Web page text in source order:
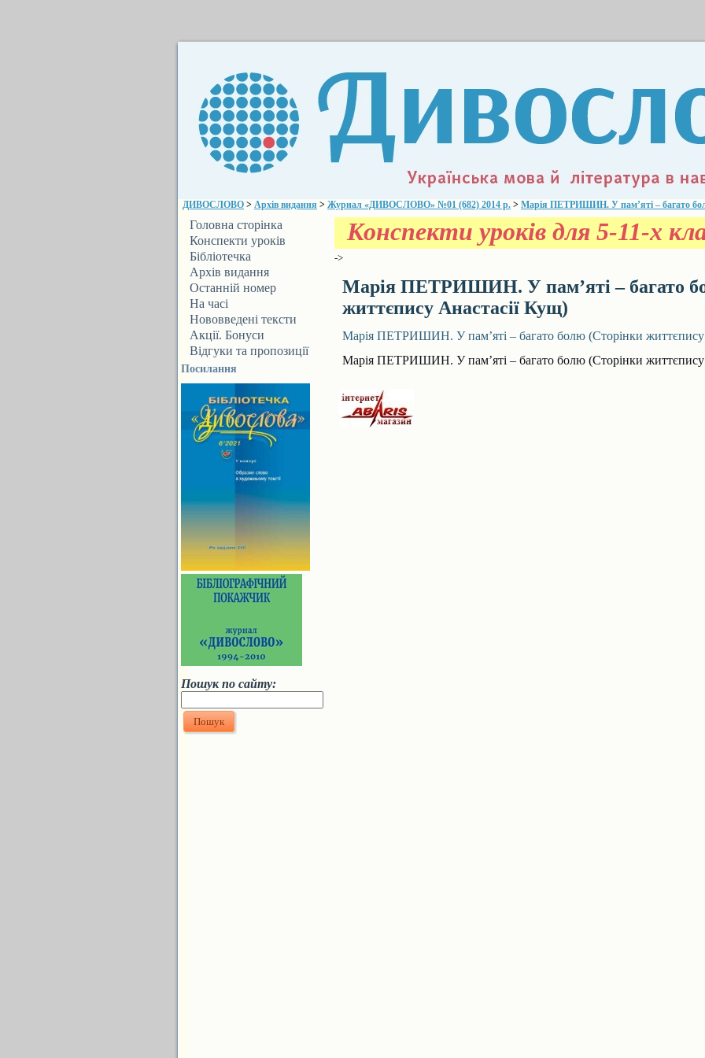
ДИВОСЛОВО > Архів видання > Журнал «ДИВОСЛОВО» №01 (682) 2014 р. > Марія ПЕТРИШИН. У пам’яті – багато
Головна сторінка
Конспекти уроків
Бібліотечка
ДИВОСЛОВА
Архів видання
Останній номер
На часі
Нововведені тексти
Акції. Бонуси
Відгуки та пропозиції
Посилання
Пошук по сайту:
Конспекти уроків для 5-11-х
->
Марія ПЕТРИШИН. У пам’яті – багато
життєпису Анастасії Кущ)
Марія ПЕТРИШИН. У пам’яті – багато болю (Сторінки життєпису
Марія ПЕТРИШИН. У пам’яті – багато болю (Сторінки життєпису